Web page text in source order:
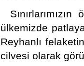
ülkemizde
Reyhanlı
cilvesi olarak